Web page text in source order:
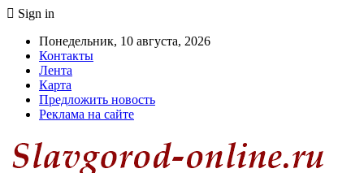
Sign in
Понедельник, 10 августа, 2026
Контакты
Лента
Карта
Предложить новость
Реклама на сайте